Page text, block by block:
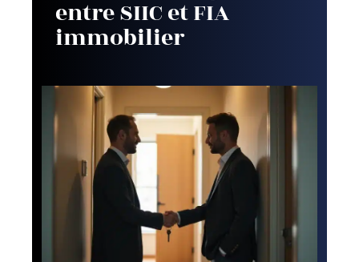
entre SIIC et FIA
immobilier